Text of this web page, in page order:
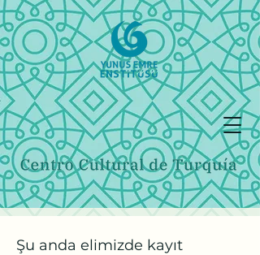
Şu anda elimizde kayıt